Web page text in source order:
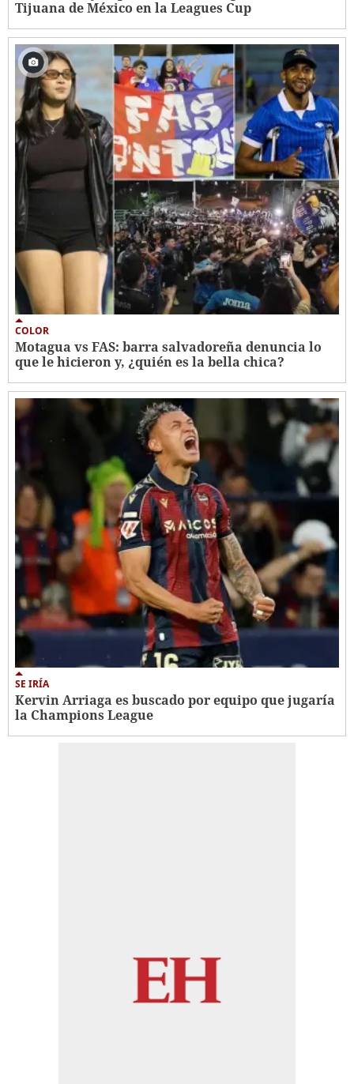
Tijuana de México en la Leagues Cup
COLOR
Motagua vs FAS: barra salvadoreña denuncia lo
que le hicieron y, ¿quién es la bella chica?
SE IRÍA
Kervin Arriaga es buscado por equipo que jugaría
la Champions League